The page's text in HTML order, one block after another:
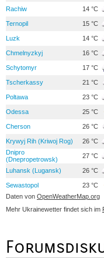
Rachiw 14 °C
Ternopil 15 °C
Luzk 14 °C
Chmelnyzkyj 16 °C
Schytomyr 17 °C
Tscherkassy 21 °C
Poltawa 23 °C
Odessa 25 °C
Cherson 26 °C
Krywyj Rih (Kriwoj Rog) 26 °C
Dnipro
(Dnepropetrowsk)
27 °C
Luhansk (Lugansk) 26 °C
Sewastopol 23 °C
Daten von OpenWeatherMap.org
Mehr Ukrainewetter findet sich im